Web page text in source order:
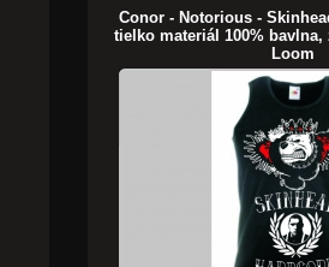
Conor - Notorious -
tielko materiál 100%
Loom